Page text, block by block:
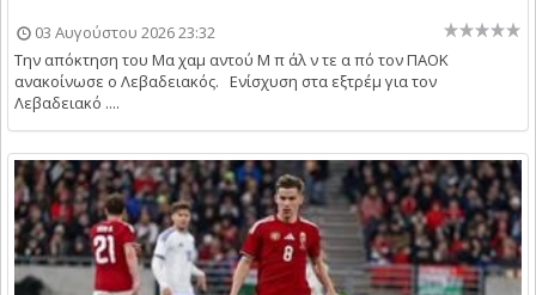
03 Αυγούστου 2026 23:32
Την απόκτηση του Μα χαμ αντού Μ π άλ ν τε α πό τον ΠΑΟΚ
ανακοίνωσε ο Λεβαδειακός. Ενίσχυση στα εξτρέμ για τον
Λεβαδειακό ....